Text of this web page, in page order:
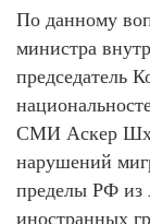
По данному
министра
председатель
СМИ Аскер
нарушений
пределы РФ из
иностранных